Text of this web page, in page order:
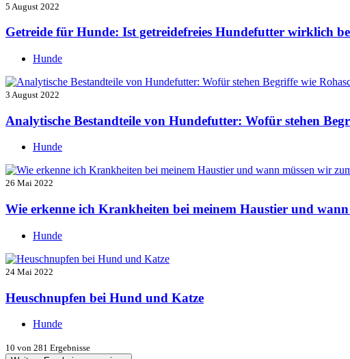
5 August 2022
Getreide für Hunde: Ist getreidefreies Hundefutter wirklich
Hunde
3 August 2022
Analytische Bestandteile von Hundefutter: Wofür stehen
Hunde
26 Mai 2022
Wie erkenne ich Krankheiten bei meinem Haustier und
Hunde
24 Mai 2022
Heuschnupfen bei Hund und Katze
Hunde
10 von 281 Ergebnisse